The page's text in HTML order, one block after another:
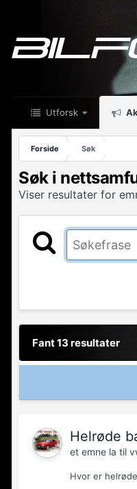
Utforsk
Forside
Søk
Søk i
Viser resultater for
Fant 13 resultater
Helrøde
et emne la til
Hvor er